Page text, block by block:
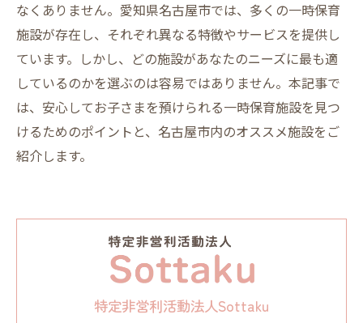
なくありません。愛知県名古屋市では、多くの一時保育
施設が存在し、それぞれ異なる特徴やサービスを提供し
ています。しかし、どの施設があなたのニーズに最も適
しているのかを選ぶのは容易ではありません。本記事で
は、安心してお子さまを預けられる一時保育施設を見つ
けるためのポイントと、名古屋市内のオススメ施設をご
紹介します。
特定非営利活動法人Sottaku